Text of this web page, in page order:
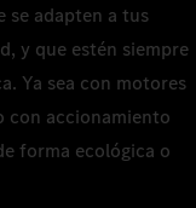
se adapten a tus
y que estén siempre
Ya sea con motores
con accionamiento
forma ecológica o